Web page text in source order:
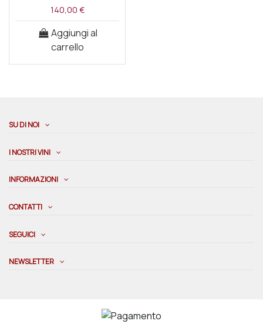
140,00 €
Aggiungi al
carrello
SU DI NOI
I NOSTRI VINI
INFORMAZIONI
CONTATTI
SEGUICI
NEWSLETTER